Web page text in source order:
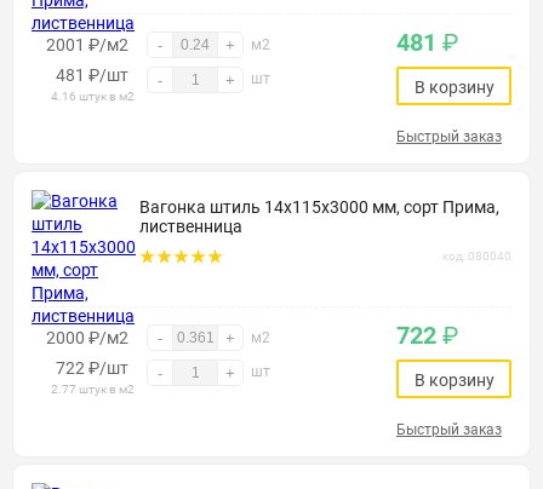
2001 ₽/м2 - + м2
481 ₽/шт
4.16 штук в м2
- + шт
481 ₽
В корзину
Быстрый заказ
Вагонка штиль 14х115х3000 мм, сорт Прима,
лиственница
код: 080040
2000 ₽/м2 - + м2
722 ₽/шт
2.77 штук в м2
- + шт
722 ₽
В корзину
Быстрый заказ